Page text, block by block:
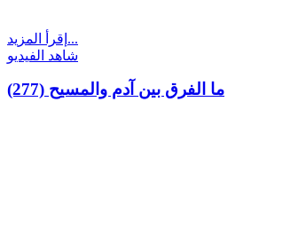
إقرأ المزيد...
شاهد الفيديو
(277) ما الفرق بين آدم والمسيح